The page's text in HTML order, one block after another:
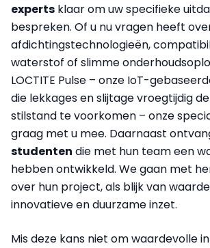
experts klaar om uw specifieke
bespreken. Of u nu vragen heeft
afdichtingstechnologieën,
waterstof of slimme
LOCTITE Pulse – onze IoT-
die lekkages en slijtage vroegtijdig
stilstand te voorkomen – onze
graag met u mee. Daarnaast
studenten die met hun team een
hebben ontwikkeld. We gaan met
over hun project, als blijk van
innovatieve en duurzame inzet.
Mis deze kans niet om waardevolle